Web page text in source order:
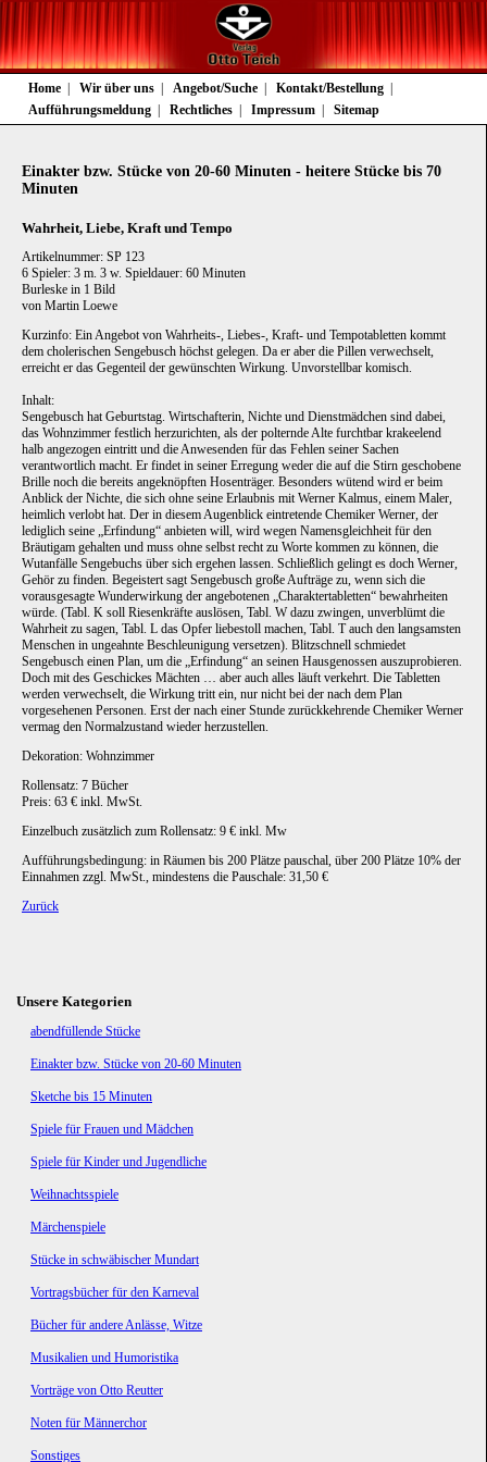
Navigation
überspringen
Home Wir über uns Angebot/Suche
Kontakt/Bestellung
Aufführungsmeldung
Rechtliches Impressum Sitemap
Einakter bzw. Stücke von 20-60 Minuten - heitere Stücke bis 70
Minuten
Wahrheit, Liebe, Kraft und Tempo
Artikelnummer: SP 123
6 Spieler: 3 m. 3 w. Spieldauer: 60 Minuten
Burleske in 1 Bild
von Martin Loewe
Kurzinfo: Ein Angebot von Wahrheits-, Liebes-, Kraft- und Tempotabletten kommt
dem cholerischen Sengebusch höchst gelegen. Da er aber die Pillen verwechselt,
erreicht er das Gegenteil der gewünschten Wirkung. Unvorstellbar komisch.
Inhalt:
Sengebusch hat Geburtstag. Wirtschafterin, Nichte und Dienstmädchen sind dabei,
das Wohnzimmer festlich herzurichten, als der polternde Alte furchtbar krakeelend
halb angezogen eintritt und die Anwesenden für das Fehlen seiner Sachen
verantwortlich macht. Er findet in seiner Erregung weder die auf die Stirn geschobene
Brille noch die bereits angeknöpften Hosenträger. Besonders wütend wird er beim
Anblick der Nichte, die sich ohne seine Erlaubnis mit Werner Kalmus, einem Maler,
heimlich verlobt hat. Der in diesem Augenblick eintretende Chemiker Werner, der
lediglich seine „Erfindung“ anbieten will, wird wegen Namensgleichheit für den
Bräutigam gehalten und muss ohne selbst recht zu Worte kommen zu können, die
Wutanfälle Sengebuchs über sich ergehen lassen. Schließlich gelingt es doch Werner,
Gehör zu finden. Begeistert sagt Sengebusch große Aufträge zu, wenn sich die
vorausgesagte Wunderwirkung der angebotenen „Charaktertabletten“ bewahrheiten
würde. (Tabl. K soll Riesenkräfte auslösen, Tabl. W dazu zwingen, unverblümt die
Wahrheit zu sagen, Tabl. L das Opfer liebestoll machen, Tabl. T auch den langsamsten
Menschen in ungeahnte Beschleunigung versetzen). Blitzschnell schmiedet
Sengebusch einen Plan, um die „Erfindung“ an seinen Hausgenossen auszuprobieren.
Doch mit des Geschickes Mächten … aber auch alles läuft verkehrt. Die Tabletten
werden verwechselt, die Wirkung tritt ein, nur nicht bei der nach dem Plan
vorgesehenen Personen. Erst der nach einer Stunde zurückkehrende Chemiker Werner
vermag den Normalzustand wieder herzustellen.
Dekoration: Wohnzimmer
Rollensatz: 7 Bücher
Preis: 63 € inkl. MwSt.
Einzelbuch zusätzlich zum Rollensatz: 9 € inkl. Mw
Aufführungsbedingung: in Räumen bis 200 Plätze pauschal, über 200 Plätze 10% der
Einnahmen zzgl. MwSt., mindestens die Pauschale: 31,50 €
Zurück
Unsere Kategorien
Navigation
abendfüllende Stücke
Einakter bzw. Stücke von 20-60 Minuten
Sketche bis 15 Minuten
Spiele für Frauen und Mädchen
Spiele für Kinder und Jugendliche
Weihnachtsspiele
Märchenspiele
Stücke in schwäbischer Mundart
Vortragsbücher für den Karneval
Bücher für andere Anlässe, Witze
Musikalien und Humoristika
Vorträge von Otto Reutter
Noten für Männerchor
Sonstiges